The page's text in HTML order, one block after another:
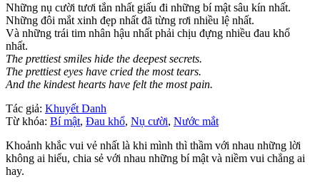
Những nụ cười tươi tắn nhất giấu đi những bí mật sâu kín nhất.
Những đôi mắt xinh đẹp nhất đã từng rơi nhiều lệ nhất.
Và những trái tim nhân hậu nhất phải chịu đựng nhiều đau khổ
nhất.
The prettiest smiles hide the deepest secrets.
The prettiest eyes have cried the most tears.
And the kindest hearts have felt the most pain.
Tác giả: Khuyết Danh
Từ khóa: Bí mật, Đau khổ, Nụ cười, Nước mắt
Khoảnh khắc vui vẻ nhất là khi mình thì thầm với nhau những lời
không ai hiểu, chia sẻ với nhau những bí mật và niềm vui chẳng ai
hay.